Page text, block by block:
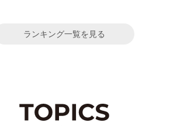
ランキング一覧を見る